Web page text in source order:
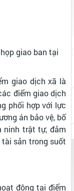
giao ban tại
giao dịch xã là
điểm giao dịch
phối hợp với lực
án bảo vệ, bố
ninh trật tự, đảm
sản trong suốt
động tại điểm